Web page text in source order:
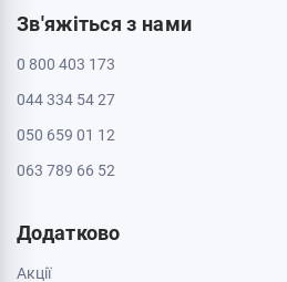
Зв'яжіться з нами
0 800 403 173
044 334 54 27
050 659 01 12
063 789 66 52
Додатково
Акції